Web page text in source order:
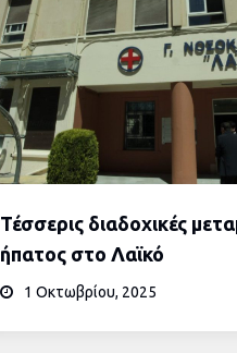
Τέσσερις διαδοχικές
ήπατος στο Λαϊκό
1 Οκτωβρίου, 2025